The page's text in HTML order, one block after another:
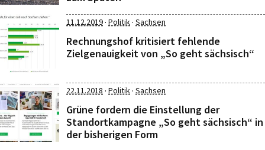
11.12.2019· Politik· Sachsen
Rechnungshof kritisiert fehlende
Zielgenauigkeit von „So geht sächsisch“
22.11.2018 · Politik· Sachsen
Grüne fordern die Einstellung der
Standortkampagne „So geht sächsisch“ in
der bisherigen Form